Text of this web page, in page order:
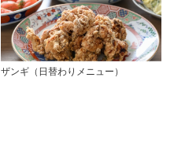
ザンギ（日替わりメニュー）